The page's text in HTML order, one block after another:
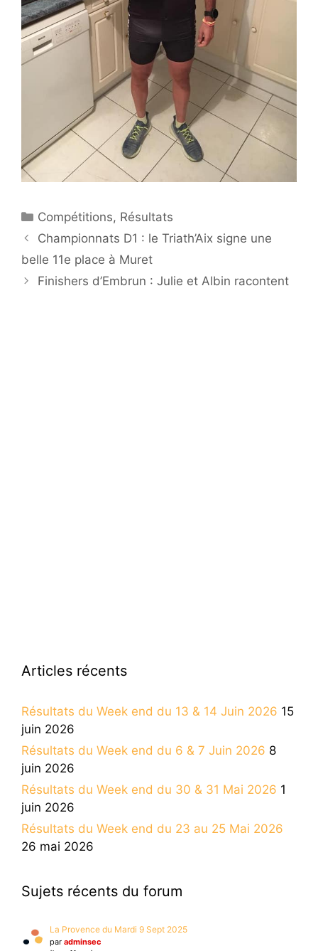
Catégories
Compétitions, Résultats
Championnats D1 : le Triath’Aix signe une
belle 11e place à Muret
Finishers d’Embrun : Julie et Albin racontent
Articles récents
Résultats du Week end du 13 & 14 Juin 2026 15
juin 2026
Résultats du Week end du 6 & 7 Juin 2026 8
juin 2026
Résultats du Week end du 30 & 31 Mai 2026 1
juin 2026
Résultats du Week end du 23 au 25 Mai 2026
26 mai 2026
Sujets récents du forum
La Provence du Mardi 9 Sept 2025
par adminsec